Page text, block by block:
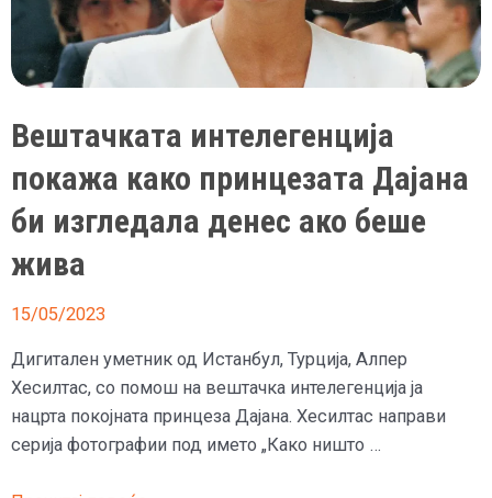
капење
Вештачката интелегенција
покажа како принцезата Дајана
би изгледала денес ако беше
жива
15/05/2023
Дигитален уметник од Истанбул, Турција, Алпер
Хесилтас, со помош на вештачка интелегенција ја
нацрта покојната принцеза Дајана. Хесилтас направи
серија фотографии под името „Како ништо …